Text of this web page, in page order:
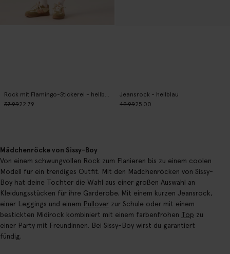
37.9922.79
Jeansrock - hellblau
49.9925.00
Mädchenröcke von Sissy-Boy
Von einem schwungvollen Rock zum Flanieren bis zu einem coolen
Modell für ein trendiges Outfit. Mit den Mädchenröcken von Sissy-
Boy hat deine Tochter die Wahl aus einer großen Auswahl an
Kleidungsstücken für ihre Garderobe. Mit einem kurzen Jeansrock,
einer Leggings und einem Pullover zur Schule oder mit einem
bestickten Midirock kombiniert mit einem farbenfrohen Top zu
einer Party mit Freundinnen. Bei Sissy-Boy wirst du garantiert
fündig.